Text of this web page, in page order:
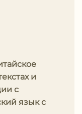
и
с
язык с